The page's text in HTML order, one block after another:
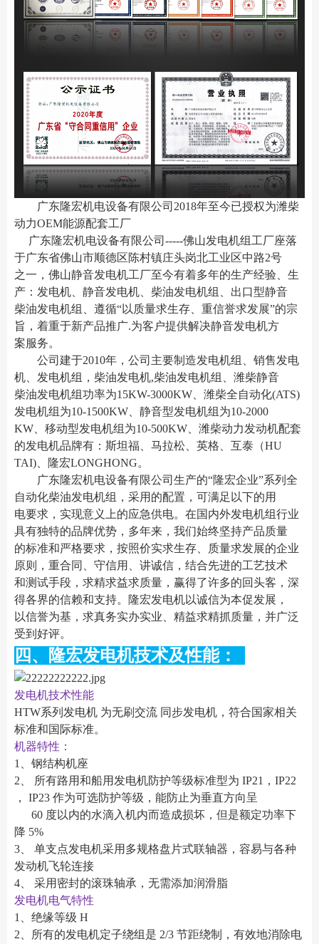
广东隆宏机电设备有限公司2018年至今已授权为潍柴
动力OEM能源配套工厂
广东隆宏机电设备有限公司-----佛山发电机组工厂座落
于广东省佛山市顺德区陈村镇庄头岗北工业区中路2号
之一 ，佛山静音发电机工厂至今有着多年的生产经验、生
产：发电机、静音发电机、柴油发电机组、出口型静音
柴油发电机组、遵循“以质量求生存、重信誉求发展”的宗
旨，着重于新产品推广.为客户提供解决静音发电机方
案服务。
公司建于2010年，公司主要制造发电机组、销售发电
机、发电机组，柴油发电机,柴油发电机组、潍柴静音
柴油发电机组功率为15KW-3000KW、潍柴全自动化(ATS)
发电机组为10-1500KW、静音型发电机组为10-2000
KW、移动型发电机组为10-500KW、潍柴动力发动机配套
的发电机品牌有：斯坦福、马拉松、英格、互泰（HU
TAI)、隆宏LONGHONG。
广东隆宏机电设备有限公司生产的“隆宏企业”系列全
自动化柴油发电机组，采用的配置，可满足以下的用
电要求，实现意义上的应急供电。在国内外发电机组行业
具有独特的品牌优势，多年来，我们始终坚持产品质量
的标准和严格要求，按照价实求生存、质量求发展的企业
原则，重合同、守信用、讲诚信，结合先进的工艺技术
和测试手段，求精求益求质量，赢得了许多的回头客，深
得各界的信赖和支持。隆宏发电机以诚信为本促发展，
以信誉为基，求真务实办实业、精益求精抓质量，并广泛
受到好评。
四、隆宏发电机技术及性能：
发电机技术性能
HTW系列发电机 为无刷交流 同步发电机，符合国家相关
标准和国际标准。
机器特性：
1、钢结构机座
2、 所有路用和船用发电机防护等级标准型为 IP21，IP22
， IP23 作为可选防护等级，能防止为垂直方向呈
60 度以内的水滴入机内而造成损坏，但是额定功率下
降 5%
3、 单支点发电机采用多规格盘片式联轴器，容易与各种
发动机飞轮连接
4、 采用密封的滚珠轴承，无需添加润滑脂
发电机电气特性
1、绝缘等级 H
2、所有的发电机定子绕组是 2/3 节距绕制，有效地消除电